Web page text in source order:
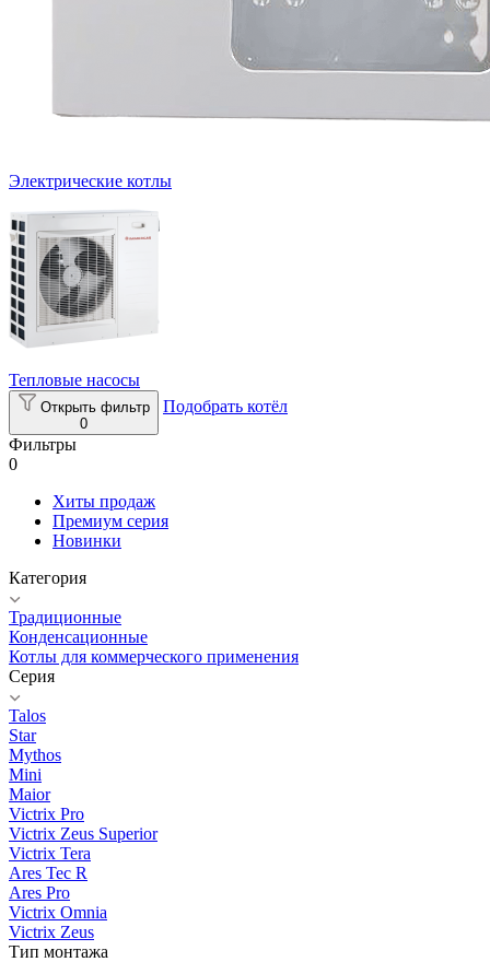
Электрические котлы
Тепловые насосы
Открыть фильтр
0
Подобрать котёл
Фильтры
0
Хиты продаж
Премиум серия
Новинки
Категория
Традиционные
Конденсационные
Котлы для коммерческого применения
Серия
Talos
Star
Mythos
Mini
Maior
Victrix Pro
Victrix Zeus Superior
Victrix Tera
Ares Tec R
Ares Pro
Victrix Omnia
Victrix Zeus
Тип монтажа